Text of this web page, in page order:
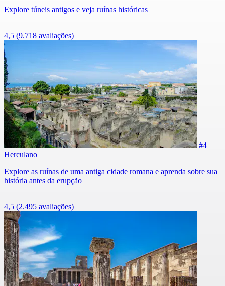
Explore túneis antigos e veja ruínas históricas
4,5 (9.718 avaliações)
#4
Herculano
Explore as ruínas de uma antiga cidade romana e aprenda sobre sua
história antes da erupção
4,5 (2.495 avaliações)